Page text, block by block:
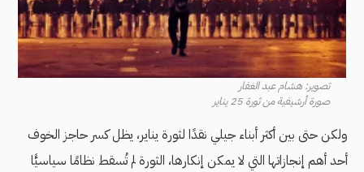
تصوير: هشام عبد الغفار
صورة أرشيفية من ثورة 25 يناير
ولكن حتى بين أكثر أبناء جيلي نقدًا لثورة يناير، يظل كسر حاجز الخوف
أحد أهم إنجازاتها التي لا يمكن إنكارها، الثورة لم تُسقط نظامًا سياسيًّا